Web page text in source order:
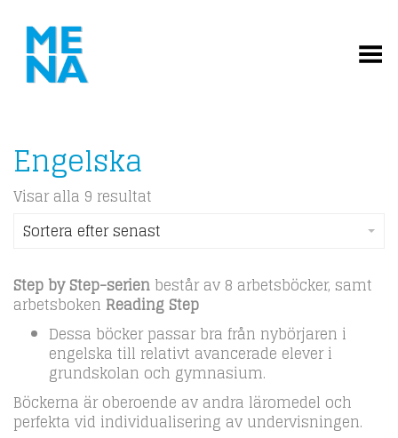
Toggle Menu
Engelska
Visar alla 9 resultat
Sortera efter senast
Step by Step-serien består av 8 arbetsböcker, samt
arbetsboken Reading Step
Dessa böcker passar bra från nybörjaren i
engelska till relativt avancerade elever i
grundskolan och gymnasium.
Böckerna är oberoende av andra läromedel och
perfekta vid individualisering av undervisningen.